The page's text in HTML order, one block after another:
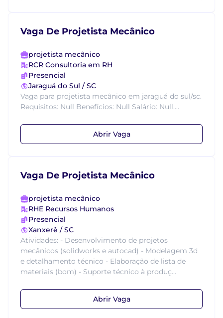
Vaga De Projetista Mecânico
projetista mecânico
RCR Consultoria em RH
Presencial
Jaraguá do Sul / SC
Vaga para projetista mecânico em jaraguá do sul/sc.
Requisitos: Null Benefícios: Null Salário: Null....
Abrir Vaga
Vaga De Projetista Mecânico
projetista mecânico
RHE Recursos Humanos
Presencial
Xanxerê / SC
Atividades: - Desenvolvimento de projetos
mecânicos (solidworks e autocad) - Modelagem 3d
e detalhamento técnico - Elaboração de lista de
materiais (bom) - Suporte técnico à produç...
Abrir Vaga